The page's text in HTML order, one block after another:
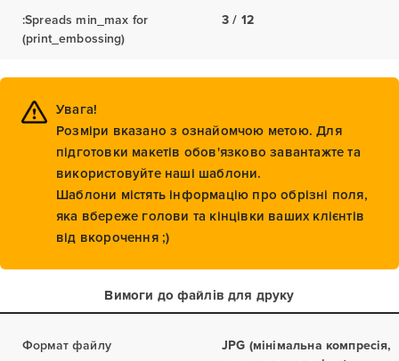
:Spreads min_max for
(print_embossing)
3 / 12
Увага!
Розміри вказано з ознайомчою метою. Для
підготовки макетів обов'язково завантажте та
використовуйте наші шаблони.
Шаблони містять інформацію про обрізні поля,
яка вбереже голови та кінцівки ваших клієнтів
від вкорочення ;)
Вимоги до файлів для друку
Формат файлу
JPG (мінімальна компресія,